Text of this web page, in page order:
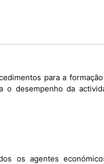
para a
o desempenho da
os agentes